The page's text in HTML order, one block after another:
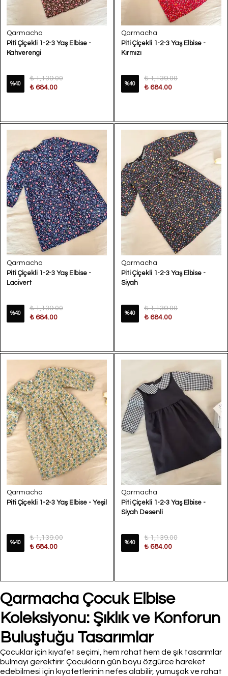
Qarmacha
Piti Çiçekli 1-2-3 Yaş Elbise -
Kahverengi
%40
₺ 1,139.00
₺ 684.00
Qarmacha
Piti Çiçekli 1-2-3 Yaş Elbise -
Kırmızı
%40
₺ 1,139.00
₺ 684.00
Qarmacha
Piti Çiçekli 1-2-3 Yaş Elbise -
Lacivert
%40
₺ 1,139.00
₺ 684.00
Qarmacha
Piti Çiçekli 1-2-3 Yaş Elbise -
Siyah
%40
₺ 1,139.00
₺ 684.00
Qarmacha
Piti Çiçekli 1-2-3 Yaş Elbise - Yeşil
%40
₺ 1,139.00
₺ 684.00
Qarmacha
Piti Çiçekli 1-2-3 Yaş Elbise -
Siyah Desenli
%40
₺ 1,139.00
₺ 684.00
Qarmacha Çocuk Elbise
Koleksiyonu: Şıklık ve Konforun
Buluştuğu Tasarımlar
Çocuklar için kıyafet seçimi, hem rahat hem de şık tasarımlar
bulmayı gerektirir. Çocukların gün boyu özgürce hareket
edebilmesi için kıyafetlerinin nefes alabilir, yumuşak ve rahat